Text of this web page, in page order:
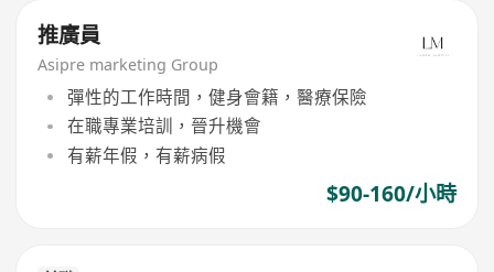
推廣員
Asipre marketing Group
彈性的工作時間，健身會籍，醫療保險
在職專業培訓，晉升機會
有薪年假，有薪病假
$90-160/小時